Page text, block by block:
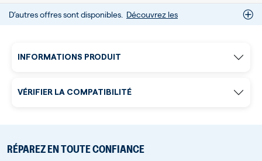
D’autres offres sont disponibles. Découvrez les
INFORMATIONS PRODUIT
RÉPAREZ EN TOUTE CONFIANCE
VÉRIFIER LA COMPATIBILITÉ